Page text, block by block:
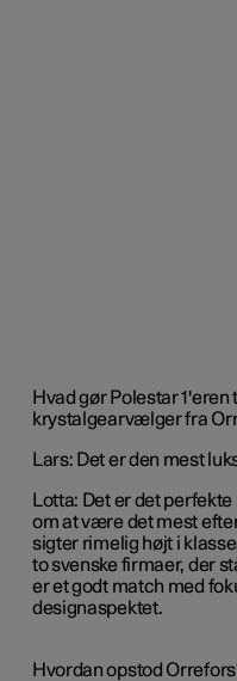
Hvad gør Polestar
krystalgearvælger fra
Lars: Det er den mest
Lotta: Det er det
om at være det mest
sigter rimelig højt i
to svenske firmaer, der
er et godt match med
designaspektet.
Hvordan opstod